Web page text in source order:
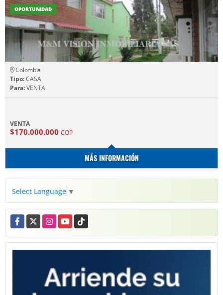
OPORTUNIDAD
Colombia
Tipo:CASA
Para:VENTA
VENTA
$170.000.000 COP
MÁS INFORMACIÓN
Select Language ▼
Facebook
X InstagramYouTubeTikTok